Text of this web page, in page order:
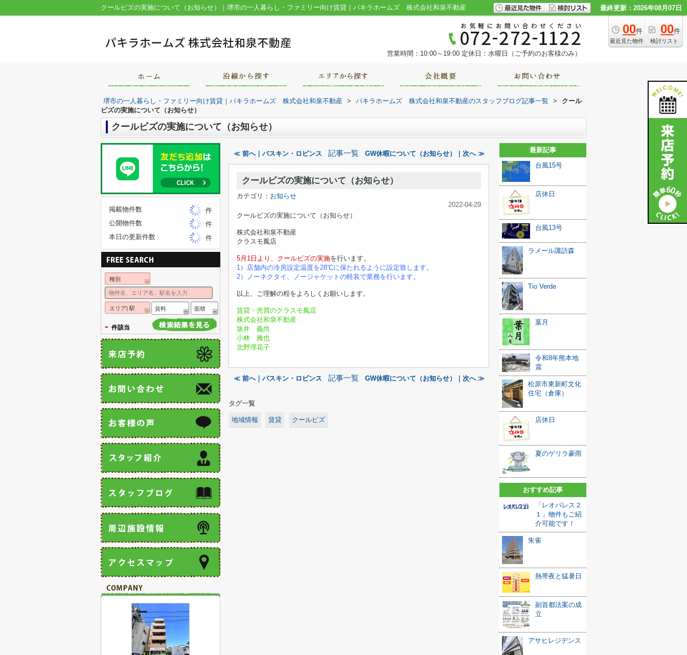
クールビズの実施について（お知らせ）｜堺市の一人暮らし・ファミリー向け賃貸｜パキラホームズ 株式会社和泉不動産 最終更新：2026年08月07日
00件
最近見た物件
00件
検討リスト
営業時間：10:00～19:00 定休日：水曜日（ご予約のお客様のみ）
堺市の一人暮らし・ファミリー向け賃貸｜パキラホームズ 株式会社和泉不動産 > パキラホームズ 株式会社和泉不動産のスタッフブログ記事一覧 >
クール
ビズの実施について（お知らせ）
クールビズの実施について（お知らせ）
≪ 前へ｜バスキン・ロビンス 記事一覧 GW休暇について（お知らせ）｜次へ ≫
クールビズの実施について（お知らせ）
カテゴリ： お知らせ
2022-04-29
クールビズの実施について（お知らせ）
株式会社和泉不動産
クラスモ鳳店
5月1日より、クールビズの実施を行います。
1）店舗内の冷房設定温度を28℃に保たれるように設定致します。
2）ノーネクタイ、ノージャケットの軽装で業務を行います。
以上、ご理解の程をよろしくお願いします。
賃貸・売買のクラスモ鳳店
株式会社和泉不動産
坂井 義尚
小林 雅也
北野理花子
≪ 前へ｜バスキン・ロビンス 記事一覧 GW休暇について（お知らせ）｜次へ ≫
タグ一覧
地域情報 賃貸 クールビズ
最新記事
台風15号
店休日
台風13号
ラメール諏訪森
Tio Verde
葉月
令和8年熊本地
震
松原市東新町文化
住宅（倉庫）
店休日
夏のゲリラ豪雨
おすすめ記事
「レオパレス２
１」物件もご紹
介可能です！
朱雀
熱帯夜と猛暑日
副首都法案の成
立
アサヒレジデンス
掲載物件数
件
公開物件数
件
本日の更新件数
件
種別
エリア| 駅 賃料 面積
- 件該当